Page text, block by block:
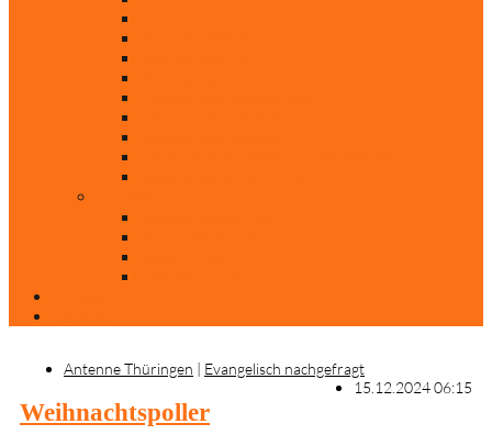
Antenne Thüringen | Evangelisch nachgefragt
15.12.2024 06:15
Weihnachtspoller